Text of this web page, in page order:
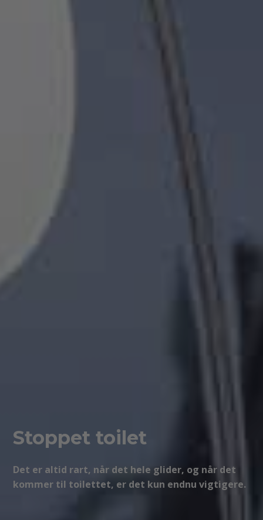
Stoppet toilet
Det er altid rart, når det hele glider, og når det
kommer til toilettet, er det kun endnu vigtigere.